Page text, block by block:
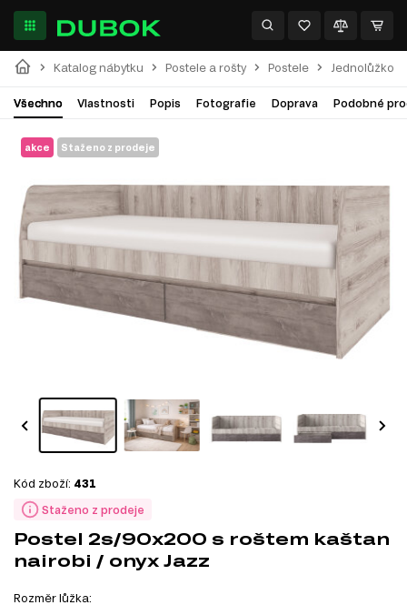
Katalog nábytku Postele a rošty Postele
Všechno Vlastnosti Popis Fotografie Doprava Podobné
akce Staženo z prodeje
Staženo z prodeje
Kód zboží: 431
Postel 2s/90x200 s roštem kaštan
nairobi / onyx Jazz
Rozměr lůžka: